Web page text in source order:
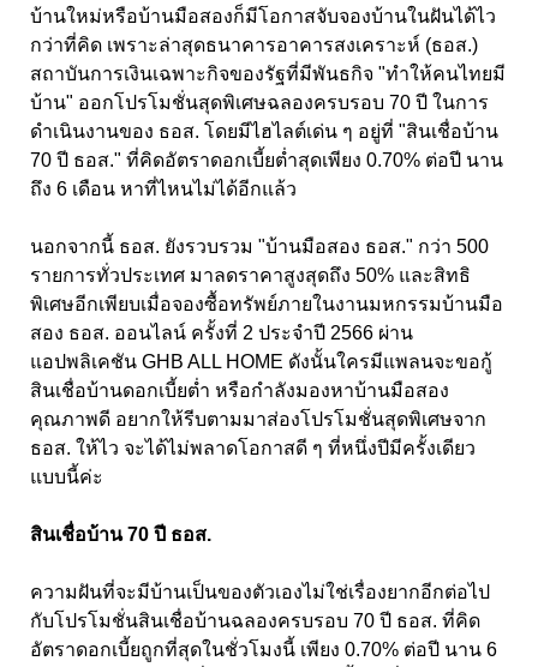
บ้านใหม่หรือบ้านมือสองก็มีโอกาสจับจองบ้านในฝันได้ไว
กว่าที่คิด เพราะล่าสุดธนาคารอาคารสงเคราะห์ (ธอส.)
สถาบันการเงินเฉพาะกิจของรัฐที่มีพันธกิจ "ทำให้คนไทยมี
บ้าน" ออกโปรโมชั่นสุดพิเศษฉลองครบรอบ 70 ปี ในการ
ดำเนินงานของ ธอส. โดยมีไฮไลต์เด่น ๆ อยู่ที่ "สินเชื่อบ้าน
70 ปี ธอส." ที่คิดอัตราดอกเบี้ยต่ำสุดเพียง 0.70% ต่อปี นาน
ถึง 6 เดือน หาที่ไหนไม่ได้อีกแล้ว
นอกจากนี้ ธอส. ยังรวบรวม "บ้านมือสอง ธอส." กว่า 500
รายการทั่วประเทศ มาลดราคาสูงสุดถึง 50% และสิทธิ
พิเศษอีกเพียบเมื่อจองซื้อทรัพย์ภายในงานมหกรรมบ้านมือ
สอง ธอส. ออนไลน์ ครั้งที่ 2 ประจำปี 2566 ผ่าน
แอปพลิเคชัน GHB ALL HOME ดังนั้นใครมีแพลนจะขอกู้
สินเชื่อบ้านดอกเบี้ยต่ำ หรือกำลังมองหาบ้านมือสอง
คุณภาพดี อยากให้รีบตามมาส่องโปรโมชั่นสุดพิเศษจาก
ธอส. ให้ไว จะได้ไม่พลาดโอกาสดี ๆ ที่หนึ่งปีมีครั้งเดียว
แบบนี้ค่ะ
สินเชื่อบ้าน 70 ปี ธอส.
ความฝันที่จะมีบ้านเป็นของตัวเองไม่ใช่เรื่องยากอีกต่อไป
กับโปรโมชั่นสินเชื่อบ้านฉลองครบรอบ 70 ปี ธอส. ที่คิด
อัตราดอกเบี้ยถูกที่สุดในชั่วโมงนี้ เพียง 0.70% ต่อปี นาน 6